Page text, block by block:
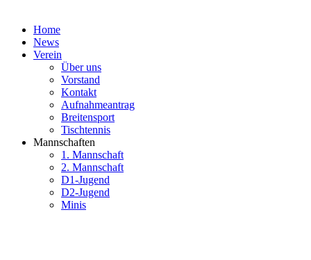
Home
News
Verein
Über uns
Vorstand
Kontakt
Aufnahmeantrag
Breitensport
Tischtennis
Mannschaften
1. Mannschaft
2. Mannschaft
D1-Jugend
D2-Jugend
Minis